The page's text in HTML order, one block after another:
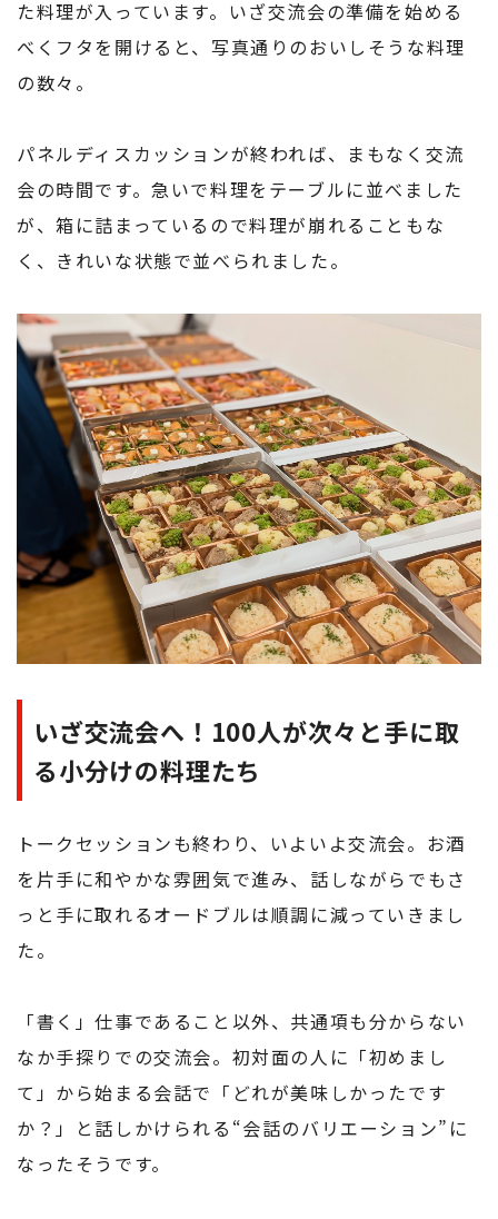
た料理が入っています。いざ交流会の準備を始める
べくフタを開けると、写真通りのおいしそうな料理
の数々。
パネルディスカッションが終われば、まもなく交流
会の時間です。急いで料理をテーブルに並べました
が、箱に詰まっているので料理が崩れることもな
く、きれいな状態で並べられました。
いざ交流会へ！100人が次々と手に取
る小分けの料理たち
トークセッションも終わり、いよいよ交流会。お酒
を片手に和やかな雰囲気で進み、話しながらでもさ
っと手に取れるオードブルは順調に減っていきまし
た。
「書く」仕事であること以外、共通項も分からない
なか手探りでの交流会。初対面の人に「初めまし
て」から始まる会話で「どれが美味しかったです
か？」と話しかけられる“会話のバリエーション”に
なったそうです。